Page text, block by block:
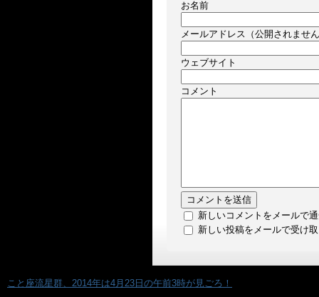
お名前
メールアドレス（公開されませ
ウェブサイト
コメント
新しいコメントをメールで
新しい投稿をメールで受け
こと座流星群、2014年は4月23日の午前3時が見ごろ！